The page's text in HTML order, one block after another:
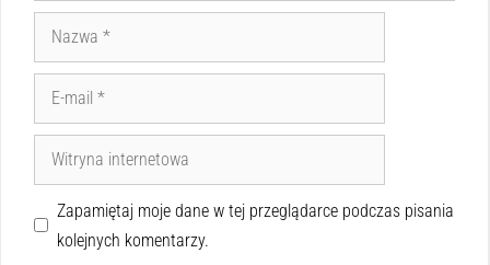
Zapamiętaj moje dane w tej przeglądarce podczas pisania
kolejnych komentarzy.